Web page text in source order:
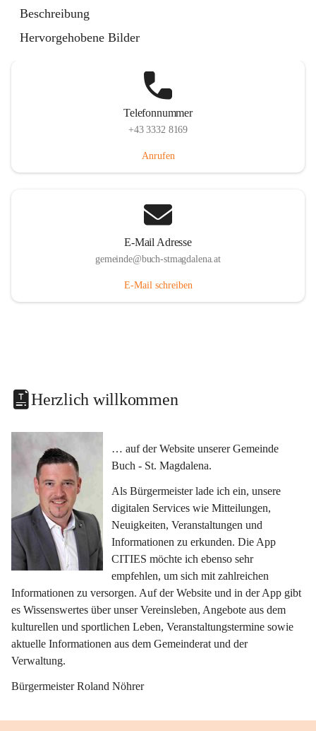
Beschreibung
Hervorgehobene Bilder
Telefonnummer
+43 3332 8169
Anrufen
E-Mail Adresse
gemeinde@buch-stmagdalena.at
E-Mail schreiben
Herzlich willkommen
… auf der Website unserer Gemeinde
Buch - St. Magdalena.
Als Bürgermeister lade ich ein, unsere
digitalen Services wie Mitteilungen,
Neuigkeiten, Veranstaltungen und
Informationen zu erkunden. Die App
CITIES möchte ich ebenso sehr
empfehlen, um sich mit zahlreichen
Informationen zu versorgen. Auf der Website und in der App gibt
es Wissenswertes über unser Vereinsleben, Angebote aus dem
kulturellen und sportlichen Leben, Veranstaltungstermine sowie
aktuelle Informationen aus dem Gemeinderat und der
Verwaltung.
Bürgermeister Roland Nöhrer